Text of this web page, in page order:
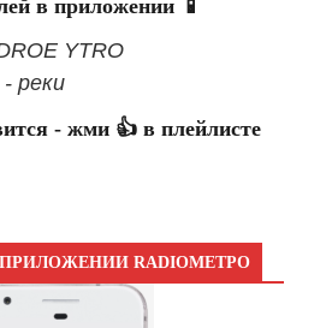
в приложении 📱
YTRO
- реки
- жми 👍 в плейлисте
RADIOМЕТРО